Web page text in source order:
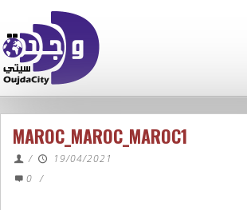
MAROC_MAROC_MAROC1
/
19/04/2021
0 /